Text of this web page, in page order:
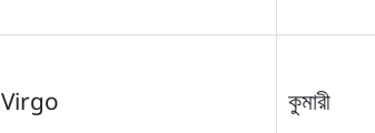
Virgo কুমারী